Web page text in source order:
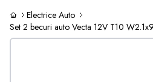
Electrice Auto
Set 2 becuri auto Vecta 12V T10